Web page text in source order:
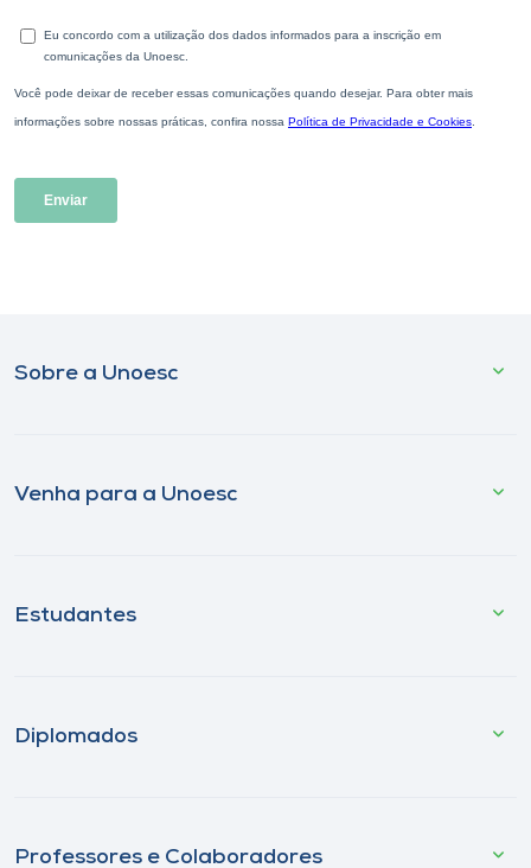
Sobre a Unoesc
Venha para a Unoesc
Estudantes
Diplomados
Professores e Colaboradores